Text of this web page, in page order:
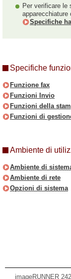
Per verificare le
apparecchiature
Specifiche
Specifiche
Funzione fax
Funzioni Invio
Funzioni della
Funzioni di
Ambiente di
Ambiente di
Ambiente di rete
Opzioni di sistema
imageRUNNER